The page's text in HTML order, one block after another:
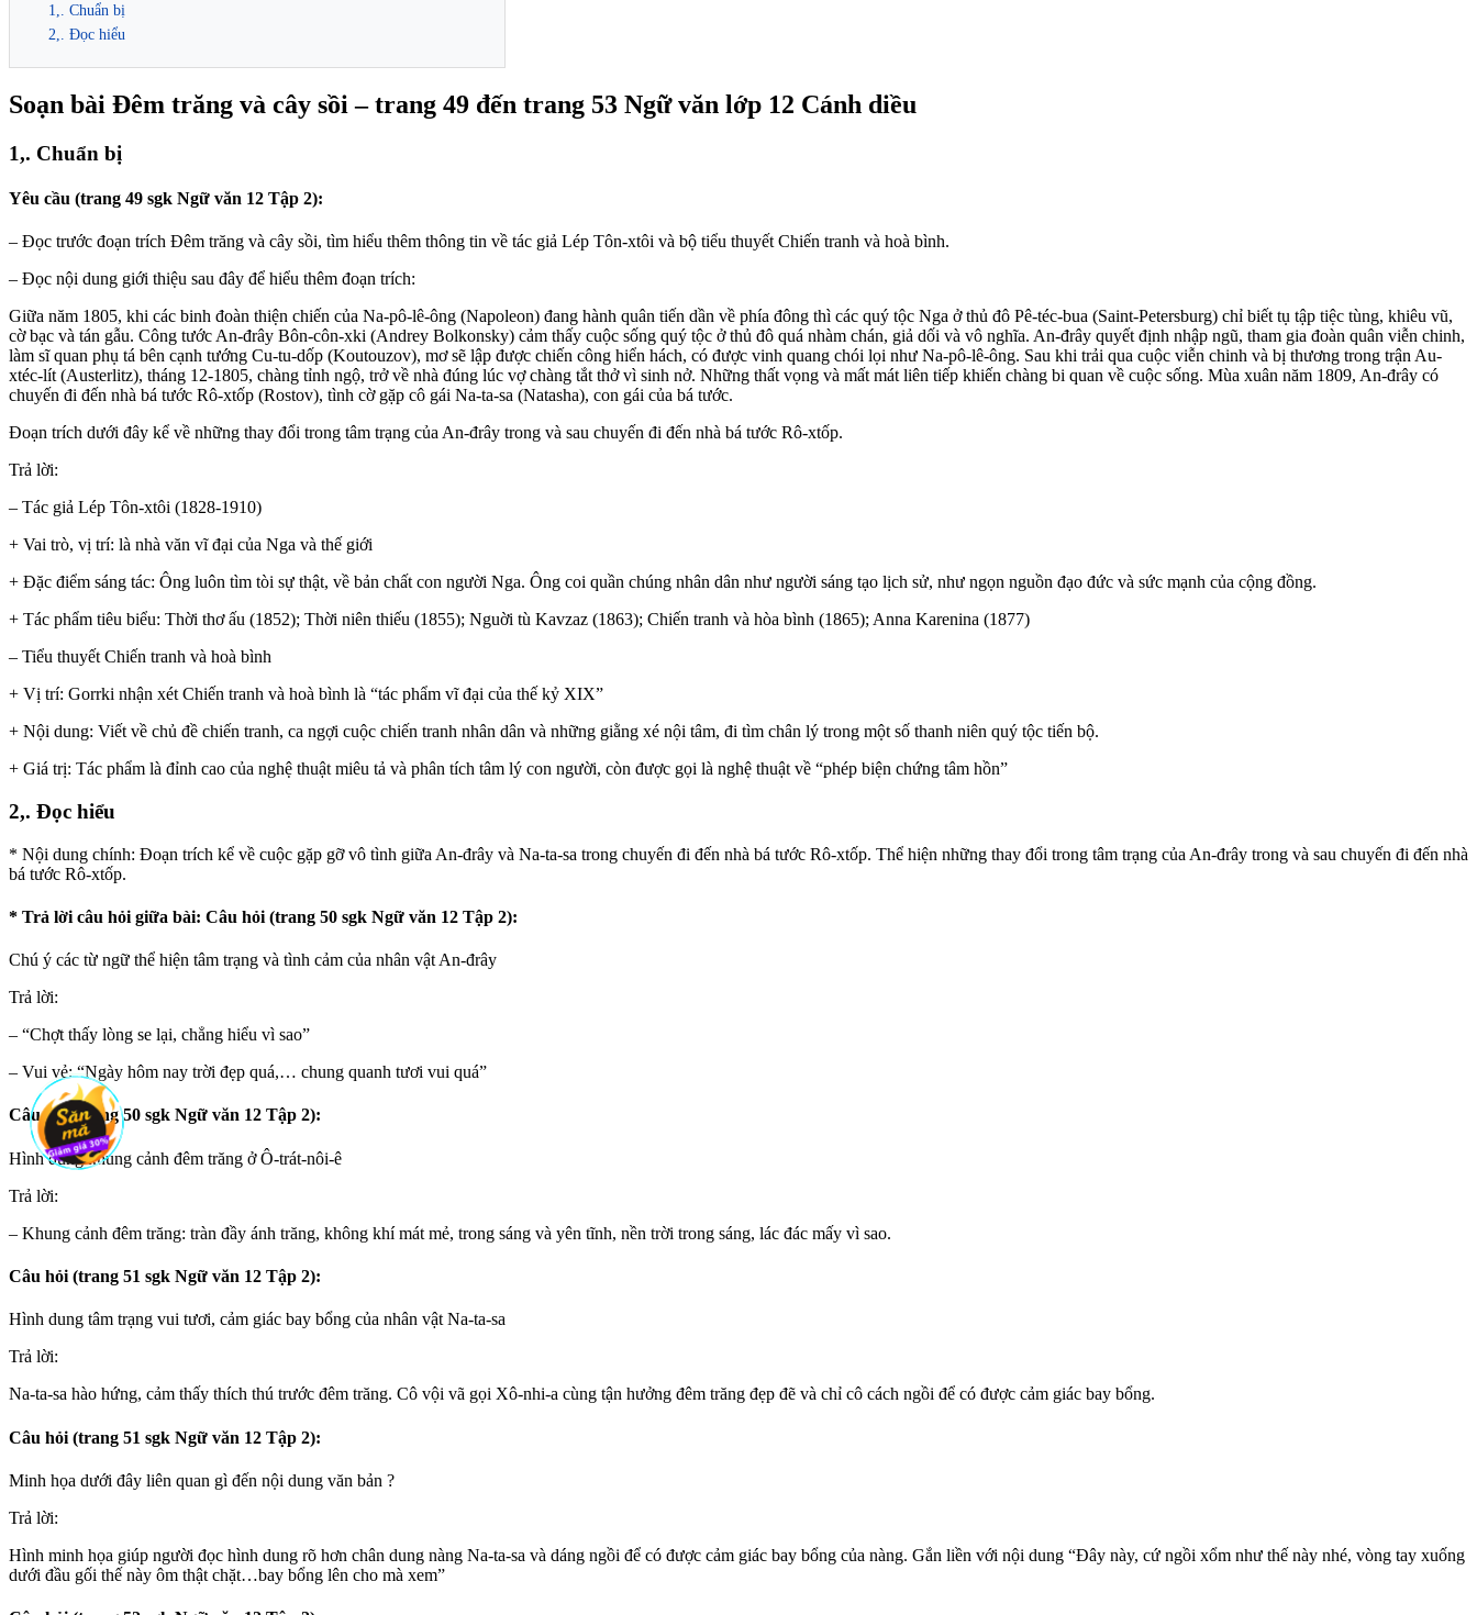
1,. Chuẩn bị
2,. Đọc hiểu
Soạn bài Đêm trăng và cây sồi – trang 49 đến trang 53 Ngữ văn lớp 12 Cánh diều
1,. Chuẩn bị
Yêu cầu (trang 49 sgk Ngữ văn 12 Tập 2):
– Đọc trước đoạn trích Đêm trăng và cây sồi, tìm hiểu thêm thông tin về tác giả Lép Tôn-xtôi và bộ tiểu thuyết Chiến tranh và hoà bình.
– Đọc nội dung giới thiệu sau đây để hiểu thêm đoạn trích:
Giữa năm 1805, khi các binh đoàn thiện chiến của Na-pô-lê-ông (Napoleon) đang hành quân tiến dần về phía đông thì các quý tộc Nga ở thủ đô Pê-téc-bua (Saint-Petersburg) chỉ biết tụ tập tiệc tùng, khiêu vũ,
cờ bạc và tán gẫu. Công tước An-đrây Bôn-côn-xki (Andrey Bolkonsky) cảm thấy cuộc sống quý tộc ở thủ đô quá nhàm chán, giả dối và vô nghĩa. An-đrây quyết định nhập ngũ, tham gia đoàn quân viễn chinh,
làm sĩ quan phụ tá bên cạnh tướng Cu-tu-dốp (Koutouzov), mơ sẽ lập được chiến công hiển hách, có được vinh quang chói lọi như Na-pô-lê-ông. Sau khi trải qua cuộc viễn chinh và bị thương trong trận Au-
xtéc-lít (Austerlitz), tháng 12-1805, chàng tỉnh ngộ, trở về nhà đúng lúc vợ chàng tắt thở vì sinh nở. Những thất vọng và mất mát liên tiếp khiến chàng bi quan về cuộc sống. Mùa xuân năm 1809, An-đrây có
chuyến đi đến nhà bá tước Rô-xtốp (Rostov), tình cờ gặp cô gái Na-ta-sa (Natasha), con gái của bá tước.
Đoạn trích dưới đây kể về những thay đổi trong tâm trạng của An-đrây trong và sau chuyến đi đến nhà bá tước Rô-xtốp.
Trả lời:
– Tác giả Lép Tôn-xtôi (1828-1910)
+ Vai trò, vị trí: là nhà văn vĩ đại của Nga và thế giới
+ Đặc điểm sáng tác: Ông luôn tìm tòi sự thật, về bản chất con người Nga. Ông coi quần chúng nhân dân như người sáng tạo lịch sử, như ngọn nguồn đạo đức và sức mạnh của cộng đồng.
+ Tác phẩm tiêu biểu: Thời thơ ấu (1852); Thời niên thiếu (1855); Nguời tù Kavzaz (1863); Chiến tranh và hòa bình (1865); Anna Karenina (1877)
– Tiểu thuyết Chiến tranh và hoà bình
+ Vị trí: Gorrki nhận xét Chiến tranh và hoà bình là “tác phẩm vĩ đại của thế kỷ XIX”
+ Nội dung: Viết về chủ đề chiến tranh, ca ngợi cuộc chiến tranh nhân dân và những giằng xé nội tâm, đi tìm chân lý trong một số thanh niên quý tộc tiến bộ.
+ Giá trị: Tác phẩm là đỉnh cao của nghệ thuật miêu tả và phân tích tâm lý con người, còn được gọi là nghệ thuật về “phép biện chứng tâm hồn”
2,. Đọc hiểu
* Nội dung chính: Đoạn trích kể về cuộc gặp gỡ vô tình giữa An-đrây và Na-ta-sa trong chuyến đi đến nhà bá tước Rô-xtốp. Thể hiện những thay đổi trong tâm trạng của An-đrây trong và sau chuyến đi đến nhà
bá tước Rô-xtốp.
* Trả lời câu hỏi giữa bài: Câu hỏi (trang 50 sgk Ngữ văn 12 Tập 2):
Chú ý các từ ngữ thể hiện tâm trạng và tình cảm của nhân vật An-đrây
Trả lời:
– “Chợt thấy lòng se lại, chẳng hiểu vì sao”
– Vui vẻ: “Ngày hôm nay trời đẹp quá,… chung quanh tươi vui quá”
Câu hỏi (trang 50 sgk Ngữ văn 12 Tập 2):
Hình dung khung cảnh đêm trăng ở Ô-trát-nôi-ê
Trả lời:
– Khung cảnh đêm trăng: tràn đầy ánh trăng, không khí mát mẻ, trong sáng và yên tĩnh, nền trời trong sáng, lác đác mấy vì sao.
Câu hỏi (trang 51 sgk Ngữ văn 12 Tập 2):
Hình dung tâm trạng vui tươi, cảm giác bay bổng của nhân vật Na-ta-sa
Trả lời:
Na-ta-sa hào hứng, cảm thấy thích thú trước đêm trăng. Cô vội vã gọi Xô-nhi-a cùng tận hưởng đêm trăng đẹp đẽ và chỉ cô cách ngồi để có được cảm giác bay bổng.
Câu hỏi (trang 51 sgk Ngữ văn 12 Tập 2):
Minh họa dưới đây liên quan gì đến nội dung văn bản ?
Trả lời:
Hình minh họa giúp người đọc hình dung rõ hơn chân dung nàng Na-ta-sa và dáng ngồi để có được cảm giác bay bổng của nàng. Gắn liền với nội dung “Đây này, cứ ngồi xổm như thế này nhé, vòng tay xuống
dưới đầu gối thế này ôm thật chặt…bay bổng lên cho mà xem”